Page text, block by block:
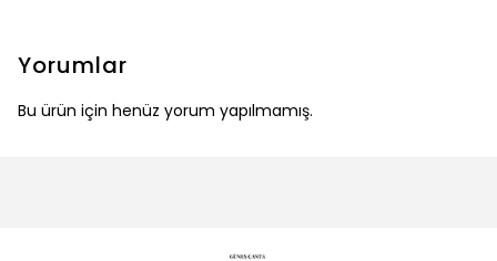
Yorumlar
Bu ürün için henüz yorum yapılmamış.